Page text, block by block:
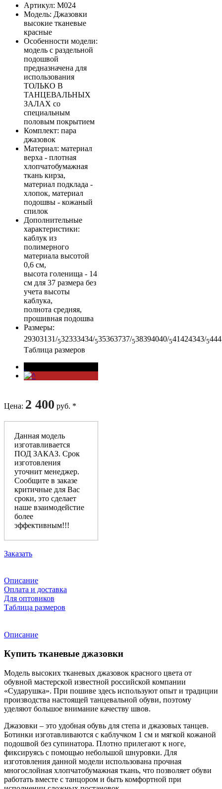
Артикул: М024
Модель: Джазовки
высокие тканевые
красные
Особенности модели:
модель с раздельной
подошвой
предназначена для
использования
ТОЛЬКО В
ТАНЦЕВАЛЬНЫХ
ЗАЛАХ со
специальным
половым покрытием
Комплект: пара
джазовок
Материал: материал
верха - плотная
хлопчатобумажная
ткань кирза,
материал подклада -
хлопок, материал
подошвы - кожаный
спилок
Дополнительные
характеристики:
каблук из
полимерного
материала высотой
0,6 см,
высота голенища - 14
см для 37 размера без
учета высоты
каблука,
полнота средняя,
прошивная подошва
Размеры:
29303131/532333434/535363737/538394040/541424343/544
Таблица размеров
Цена: 2 400 руб. *
Данная модель
изготавливается
ПОД ЗАКАЗ. Срок
изготовления
уточнит менеджер.
Сообщите в заказе
критичные для Вас
сроки, это сделает
наше взаимодейстие
более
эффективным!!!
Заказать
Описание
Оплата и доставка
Для оптовиков
Таблица размеров
Описание
Купить тканевые джазовки
Модель высоких тканевых джазовок красного цвета от
обувной мастерской известной российской компании
«Сударушка». При пошиве здесь используют опыт и традиции
производства настоящей танцевальной обуви, поэтому
уделяют большое внимание качеству швов.
Джазовки – это удобная обувь для степа и джазовых танцев.
Ботинки изготавливаются с каблучком 1 см и мягкой кожаной
подошвой без супинатора. Плотно прилегают к ноге,
фиксируясь с помощью небольшой шнуровки. Для
изготовления данной модели использована прочная
многослойная хлопчатобумажная ткань, что позволяет обуви
работать вместе с танцором и быть комфортной при